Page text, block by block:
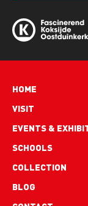
HOME
VISIT
EVENTS &
SCHOOLS
COLLECTION
BLOG